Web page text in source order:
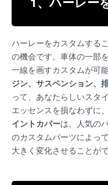
ハーレーをカスタムする
の機会です。車体の一部
一線を画すカスタムが可
ジン、サスペンション、
って、あなたらしいスタ
エッセンスを損なわずに
イントカバーは、人気の
のカスタムパーツによっ
大きく変化させることが